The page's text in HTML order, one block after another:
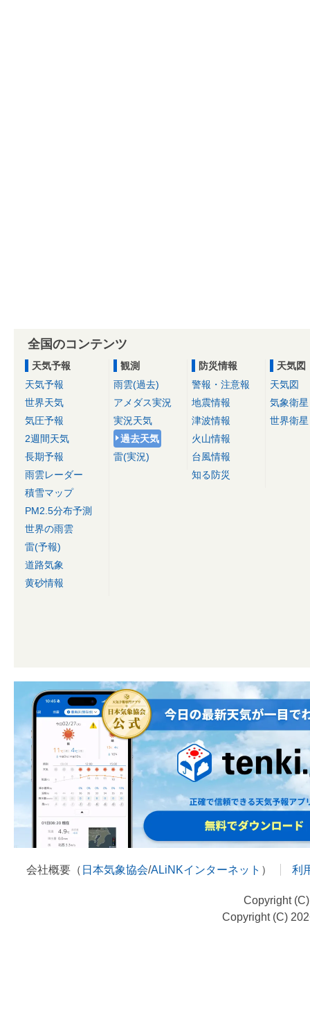
全国のコンテンツ
天気予報
天気予報
世界天気
気圧予報
2週間天気
長期予報
雨雲レーダー
積雪マップ
PM2.5分布予測
世界の雨雲
雷(予報)
道路気象
黄砂情報
観測
雨雲(過去)
アメダス実況
実況天気
過去天気
雷(実況)
防災情報
警報・注意報
地震情報
津波情報
火山情報
台風情報
知る防災
天気図
天気図
気象衛星
世界衛星
会社概要（ 日本気象協会/ALiNKインターネット ） 利
Copyright
Copyright (C)